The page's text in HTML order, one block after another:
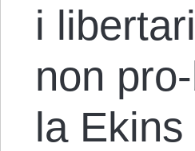
i
non
la